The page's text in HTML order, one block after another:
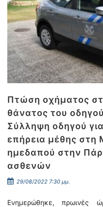
Πτώση οχήματος
θάνατος του
Σύλληψη οδηγού
επήρεια μέθης
ημεδαπού στην
ασθενών
29/08/2022 7:30 μμ.
Ενημερώθηκε, πρωινές